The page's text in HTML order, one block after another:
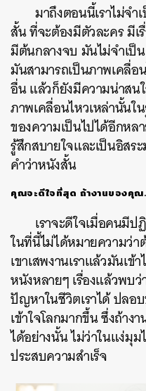
มาถึงตอนนี้เราไม่จ
สั้น ที่จะต้องมีตัวละคร มีเ
มีต้นกลางจบ มันไม่จำเป็
มันสามารถเป็นภาพเคลื่
อื่น แล้วก็ยังมีความน่าสน
ภาพเคลื่อนไหวเหล่านั้นใ
ของความเป็นไปได้อีกหล
รู้สึกสบายใจและเป็นอิสร
คำว่าหนังสั้น
คุณจะดีใจที่สุด ถ้างานของคุ
เราจะดีใจเมื่อคนมี
ในที่นี้ไม่ได้หมายความว่
เขาเสพงานเราแล้วมันเข้
หนังหลายๆ เรื่องแล้วพบ
ปัญหาในชีวิตเราได้ ปลอบ
เข้าใจโลกมากขึ้น ซึ่งถ้าง
ได้อย่างนั้น ไม่ว่าในแง่มุ
ประสบความสำเร็จ